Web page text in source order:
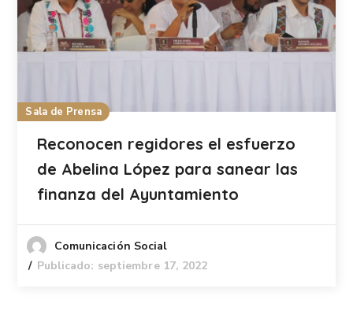
Sala de Prensa
Reconocen regidores el esfuerzo
de Abelina López para sanear las
finanza del Ayuntamiento
Comunicación Social
Publicado: septiembre 17, 2022